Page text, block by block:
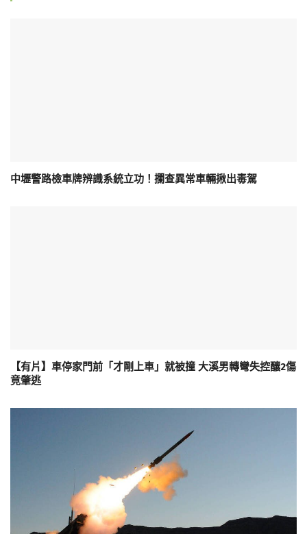
中壢警路檢車牌辨識系統立功！攔查異常車輛揪出毒駕
【有片】車停家門前「才剛上車」就被撞 大溪男轉彎失控釀2傷
竟肇逃